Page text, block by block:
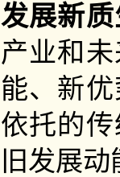
发展新质
产业和
能、新
依托的
旧发展